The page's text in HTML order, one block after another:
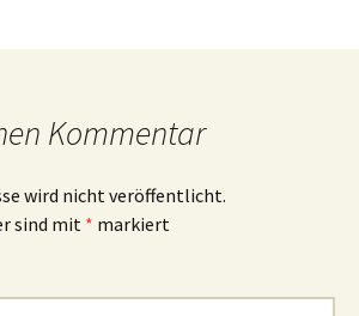
Kommentar
wird nicht veröffentlicht.
sind mit * markiert